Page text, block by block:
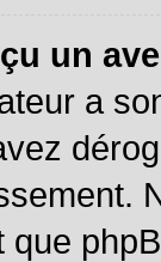
un
a
que